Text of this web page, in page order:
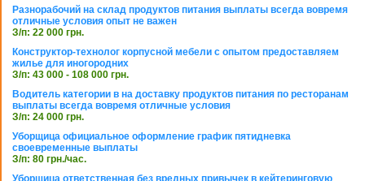
Разнорабочий на склад продуктов питания выплаты всегда вовремя
отличные условия опыт не важен
З/п: 22 000 грн.
Конструктор-технолог корпусной мебели с опытом предоставляем
жилье для иногородних
З/п: 43 000 - 108 000 грн.
Водитель категории в на доставку продуктов питания по ресторанам
выплаты всегда вовремя отличные условия
З/п: 24 000 грн.
Уборщица официальное оформление график пятидневка
своевременные выплаты
З/п: 80 грн./час.